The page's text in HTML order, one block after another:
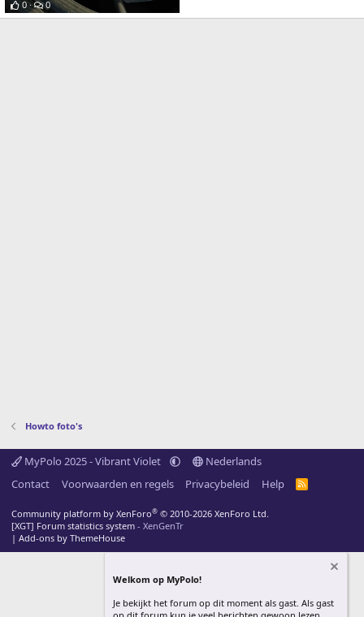
0
0
Howto foto's
MyPolo 2025 - Vibrant Violet
Nederlands
Contact
Voorwaarden en regels Privacybeleid Help
R
Community platform by XenForo® © 2010-2026 XenForo Ltd.
[XGT] Forum statistics system - XenGenTr
| Add-ons by ThemeHouse
Welkom op MyPolo!
Je bekijkt het forum op dit moment als gast. Als gast